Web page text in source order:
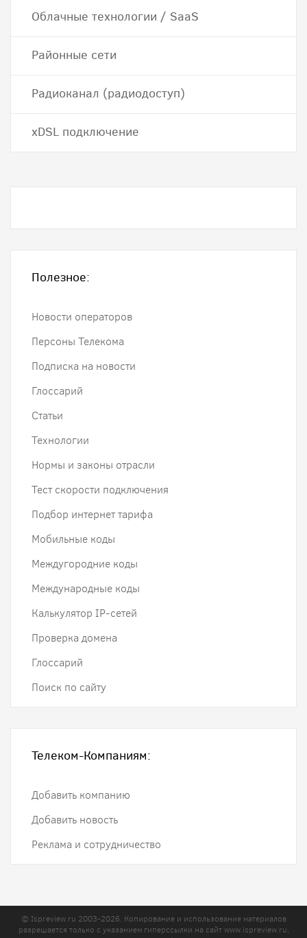
Облачные технологии / SaaS
Районные сети
Радиоканал (радиодоступ)
хDSL подключение
Полезное:
Новости операторов
Персоны Телекома
Подписка на новости
Глоссарий
Статьи
Технологии
Нормы и законы отрасли
Тест скорости подключения
Подбор интернет тарифа
Мобильные коды
Междугородние коды
Международные коды
Калькулятор IP-сетей
Проверка домена
Глоссарий
Поиск по сайту
Телеком-Компаниям:
Добавить компанию
Добавить новость
Реклама и сотрудничество
© Ispreview.ru 2003-2026. Копирование и использование материалов
разрешается только с указанием гиперссылки на сайтwww.ispreview.ru,